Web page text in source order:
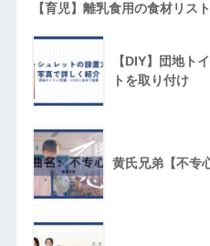
【育児】離乳食用の食材リスト
【DIY】団地ト
トを取り付け
黄氏兄弟【不